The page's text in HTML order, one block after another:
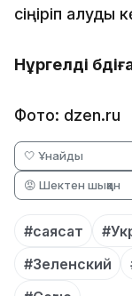
сіңіріп алуды
Нұргелді
Фото: dzen.ru
🤍 Ұнайды
😡 Шектен шыққан
#саясат
#Зеленский